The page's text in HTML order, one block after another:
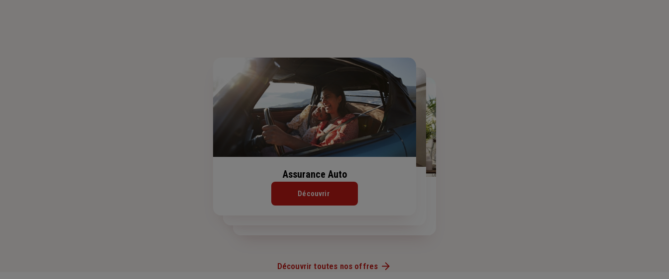
Assurance de prêt immobilier
Assurance Habitation
Assurance Auto
Découvrir
Découvrir toutes nos offres